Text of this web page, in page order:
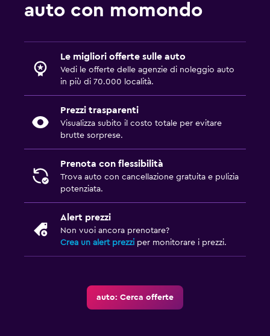
auto con momondo
Le migliori offerte sulle auto
Vedi le offerte delle agenzie di noleggio auto
in più di 70.000 località.
Prezzi trasparenti
Visualizza subito il costo totale per evitare
brutte sorprese.
Prenota con flessibilità
Trova auto con cancellazione gratuita e pulizia
potenziata.
Alert prezzi
Non vuoi ancora prenotare?
Crea un alert prezzi per monitorare i prezzi.
auto: Cerca offerte